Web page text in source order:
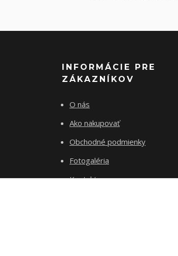
INFORMÁCIE PRE
ZÁKAZNÍKOV
O nás
Ako nakupovať
Obchodné podmienky
Fotogaléria
Kontakty